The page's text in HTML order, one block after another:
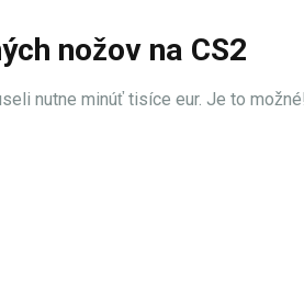
nožov na CS2
nutne minúť tisíce eur. Je to